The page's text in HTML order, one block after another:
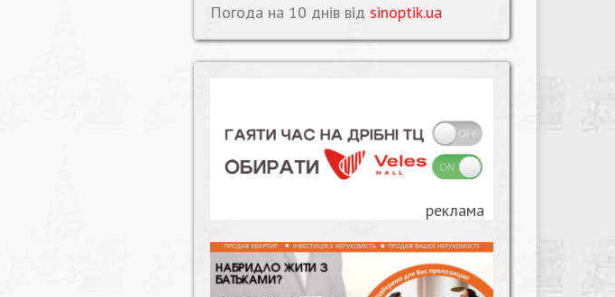
Погода на 10 днів від sinoptik.ua